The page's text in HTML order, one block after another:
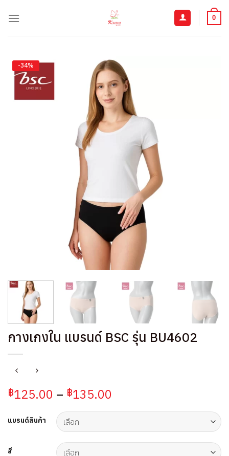
0
-34%
กางเกงใน แบรนด์ BSC รุ่น BU4602
฿125.00 – ฿135.00
through
฿135.00
แบรนด์สินค้า
สี